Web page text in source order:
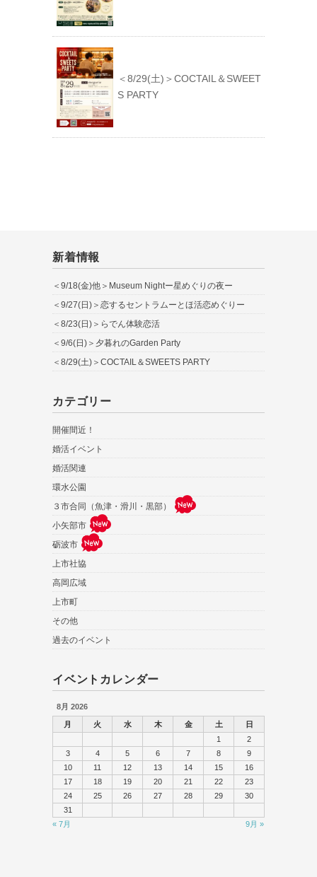
＜8/29(土)＞COCTAIL＆SWEET
S PARTY
新着情報
＜9/18(金)他＞Museum Nightー星めぐりの夜ー
＜9/27(日)＞恋するセントラムーとほ活恋めぐりー
＜8/23(日)＞らでん体験恋活
＜9/6(日)＞夕暮れのGarden Party
＜8/29(土)＞COCTAIL＆SWEETS PARTY
カテゴリー
開催間近！
婚活イベント
婚活関連
環水公園
３市合同（魚津・滑川・黒部）
小矢部市
砺波市
上市社協
高岡広域
上市町
その他
過去のイベント
イベントカレンダー
8月 2026
月 火 水 木 金 土
日
1
2
3
4 5 6 7 8
9
10
11 12 13 14 15
16
17
18 19 20 21 22
23
24
25 26 27 28 29
30
31
« 7月
9月 »